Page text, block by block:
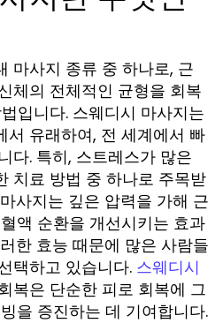
마사지 종류 중 하나로, 근
체의 전체적인 균형을 회복
입니다. 스웨디시 마사지는
서 유래하여, 전 세계에서 빠
다. 특히, 스트레스가 많은
치료 방법 중 하나로 주목받
사지는 깊은 압력을 가해 근
액 순환을 개선시키는 효과
한 효능 때문에 많은 사람들
택하고 있습니다. 스웨디시
복은 단순한 피로 회복에 그
을 증진하는 데 기여합니다.